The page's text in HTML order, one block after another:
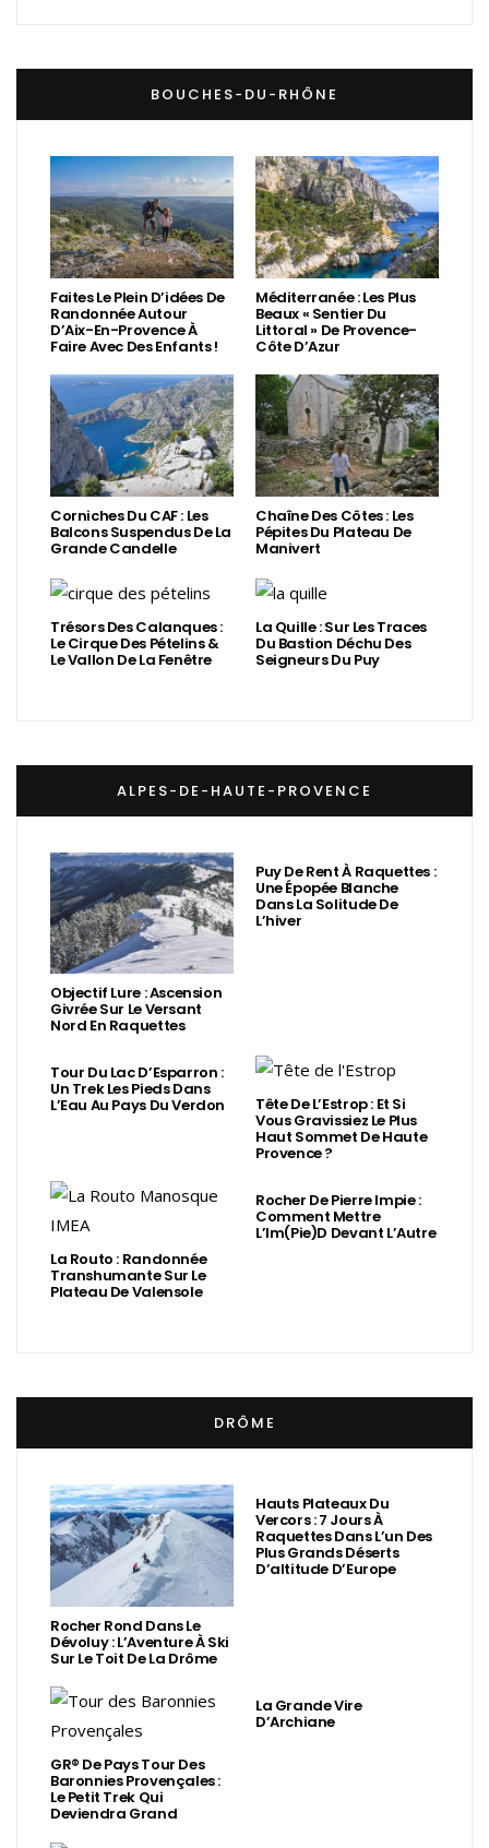
BOUCHES-DU-RHÔNE
Faites Le Plein D’idées De
Randonnée Autour
D’Aix-En-Provence À
Faire Avec Des Enfants !
Méditerranée : Les Plus
Beaux « Sentier Du
Littoral » De Provence-
Côte D’Azur
Corniches Du CAF : Les
Balcons Suspendus De La
Grande Candelle
Chaîne Des Côtes : Les
Pépites Du Plateau De
Manivert
Trésors Des Calanques :
Le Cirque Des Pételins &
Le Vallon De La Fenêtre
La Quille : Sur Les Traces
Du Bastion Déchu Des
Seigneurs Du Puy
ALPES-DE-HAUTE-PROVENCE
Objectif Lure : Ascension
Givrée Sur Le Versant
Nord En Raquettes
Puy De Rent À Raquettes :
Une Épopée Blanche
Dans La Solitude De
L’hiver
Tour Du Lac D’Esparron :
Un Trek Les Pieds Dans
L’Eau Au Pays Du Verdon Tête De L’Estrop : Et Si
Vous Gravissiez Le Plus
Haut Sommet De Haute
Provence ?
La Routo : Randonnée
Transhumante Sur Le
Plateau De Valensole
Rocher De Pierre Impie :
Comment Mettre
L’Im(Pie)d Devant L’Autre
DRÔME
Rocher Rond Dans Le
Dévoluy : L’Aventure À Ski
Sur Le Toit De La Drôme
Hauts Plateaux Du
Vercors : 7 Jours À
Raquettes Dans L’un Des
Plus Grands Déserts
D’altitude D’Europe
GR® De Pays Tour Des
Baronnies Provençales :
Le Petit Trek Qui
Deviendra Grand
La Grande Vire
D’Archiane